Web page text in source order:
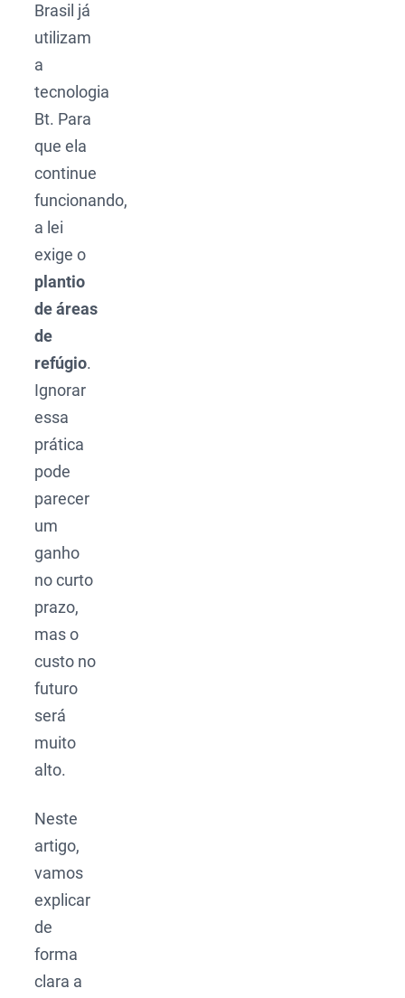
Brasil já
utilizam
a
tecnologia
Bt. Para
que ela
continue
funcionando,
a lei
exige o
plantio
de áreas
de
refúgio.
Ignorar
essa
prática
pode
parecer
um
ganho
no curto
prazo,
mas o
custo no
futuro
será
muito
alto.
Neste
artigo,
vamos
explicar
de
forma
clara a